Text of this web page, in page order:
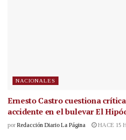
NACIONALES
Ernesto Castro cuestiona
accidente en el bulevar El
por Redacción Diario La Página HACE 15